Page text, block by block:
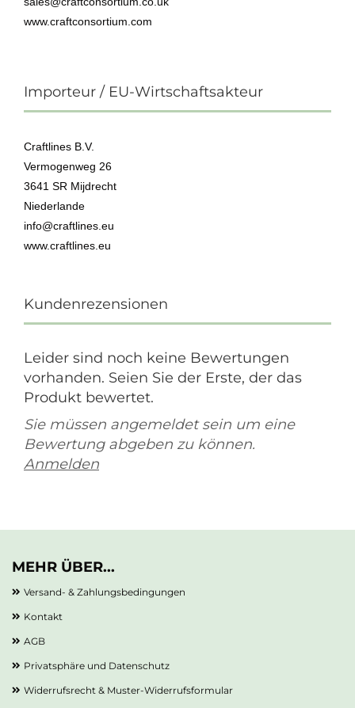
www.craftconsortium.com
Importeur / EU-Wirtschaftsakteur
Craftlines B.V.
Vermogenweg 26
3641 SR Mijdrecht
Niederlande
info@craftlines.eu
www.craftlines.eu
Kundenrezensionen
Leider sind noch keine Bewertungen
vorhanden. Seien Sie der Erste, der das
Produkt bewertet.
Sie müssen angemeldet sein um eine
Bewertung abgeben zu können.
Anmelden
MEHR ÜBER...
Versand- & Zahlungsbedingungen
Kontakt
AGB
Privatsphäre und Datenschutz
Widerrufsrecht & Muster-Widerrufsformular